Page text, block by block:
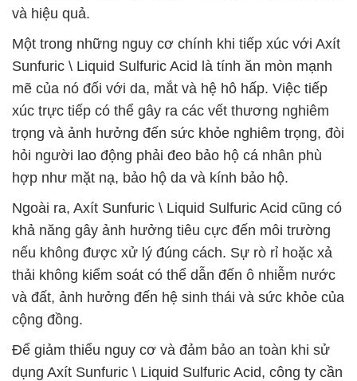
và hiệu quả.
Một trong những nguy cơ chính khi tiếp xúc với Axít
Sunfuric \ Liquid Sulfuric Acid là tính ăn mòn mạnh
mẽ của nó đối với da, mắt và hệ hô hấp. Việc tiếp
xúc trực tiếp có thể gây ra các vết thương nghiêm
trọng và ảnh hưởng đến sức khỏe nghiêm trọng, đòi
hỏi người lao động phải đeo bảo hộ cá nhân phù
hợp như mặt nạ, bảo hộ da và kính bảo hộ.
Ngoài ra, Axít Sunfuric \ Liquid Sulfuric Acid cũng có
khả năng gây ảnh hưởng tiêu cực đến môi trường
nếu không được xử lý đúng cách. Sự rò rỉ hoặc xả
thải không kiểm soát có thể dẫn đến ô nhiễm nước
và đất, ảnh hưởng đến hệ sinh thái và sức khỏe của
cộng đồng.
Để giảm thiểu nguy cơ và đảm bảo an toàn khi sử
dụng Axít Sunfuric \ Liquid Sulfuric Acid, công ty cần